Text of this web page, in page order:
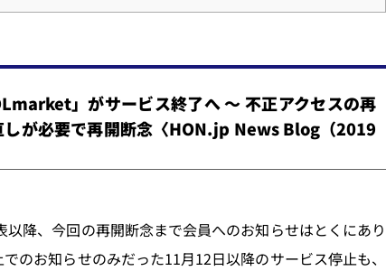
」がサービス終了へ ～ 不正アクセスの再
しが必要で再開断念〈HON.jp News Blog（2019
降、今回の再開断念まで会員へのお知らせはとくにあり
のお知らせのみだった11月12日以降のサービス停止も、